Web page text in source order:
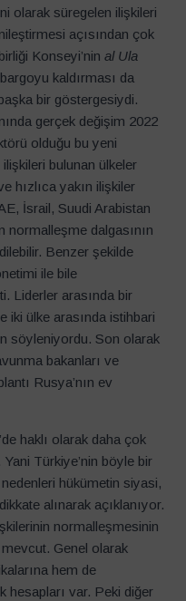
olarak süregelen ilişkileri
açısından çok
Konseyi’nin al Ula
kaldırması da
bir göstergesiydi.
gerçek değişim 2022
olduğu bu yeni
bulunan ülkeler
hızlıca yakın ilişkiler
İsrail, Suudi Arabistan
normalleşme dalgasının
Benzer şekilde
ile bile
Liderler arasında bir
iki ülke arasında istihbari
söyleniyordu. Son olarak
bakanları ve
Rusya’nın ev
haklı olarak daha çok
Türkiye’nin böyle bir
hükümetin siyasi,
alınarak açıklanıyor.
normalleşmesinin
Genel olarak
hem de
hesapları var. Peki diğer